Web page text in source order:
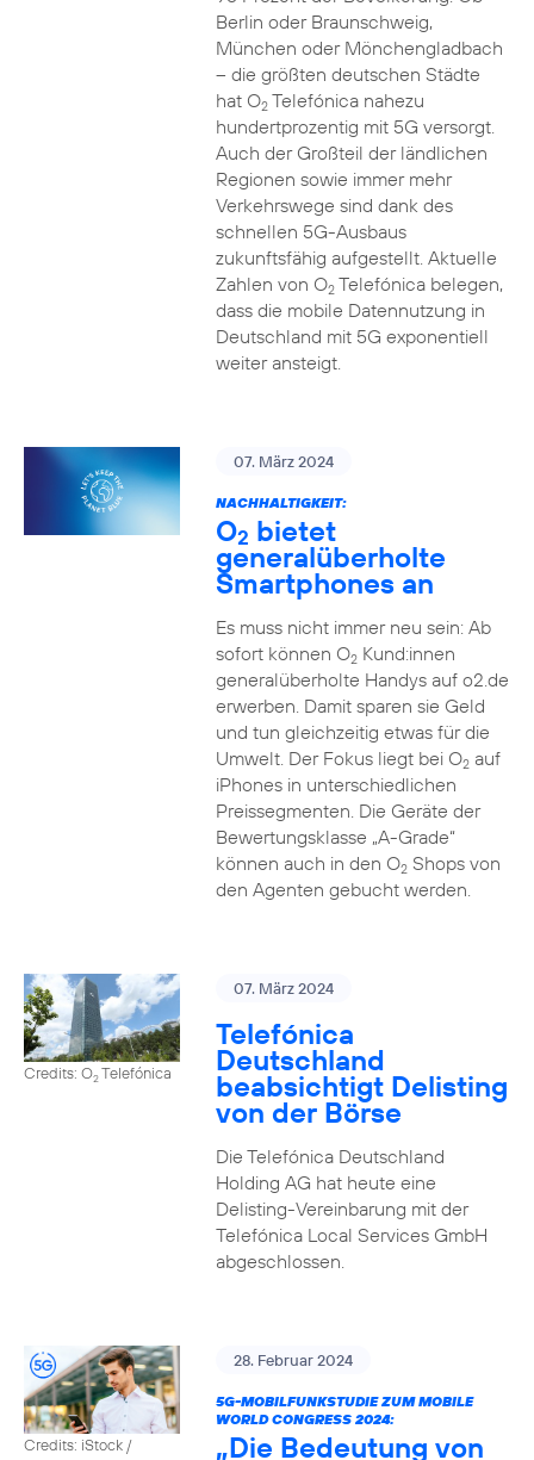
Berlin oder Braunschweig,
München oder Mönchengladbach
– die größten deutschen Städte
hat O2Telefónica nahezu
hundertprozentig mit 5G versorgt.
Auch der Großteil der ländlichen
Regionen sowie immer mehr
Verkehrswege sind dank des
schnellen 5G-Ausbaus
zukunftsfähig aufgestellt. Aktuelle
Zahlen von O2Telefónica belegen,
dass die mobile Datennutzung in
Deutschland mit 5G exponentiell
weiter ansteigt.
07. März 2024
NACHHALTIGKEIT:
O2 bietet
generalüberholte
Smartphones an
Es muss nicht immer neu sein: Ab
sofort können O2Kund:innen
generalüberholte Handys auf o2.de
erwerben. Damit sparen sie Geld
und tun gleichzeitig etwas für die
Umwelt. Der Fokus liegt bei O2auf
iPhones in unterschiedlichen
Preissegmenten. Die Geräte der
Bewertungsklasse „A-Grade“
können auch in den O2Shops von
den Agenten gebucht werden.
Credits: O2Telefónica
07. März 2024
Telefónica
Deutschland
beabsichtigt Delisting
von der Börse
Die Telefónica Deutschland
Holding AG hat heute eine
Delisting-Vereinbarung mit der
Telefónica Local Services GmbH
abgeschlossen.
Credits: iStock /
28. Februar 2024
5G-MOBILFUNKSTUDIE ZUM MOBILE
WORLD CONGRESS 2024:
„Die Bedeutung von